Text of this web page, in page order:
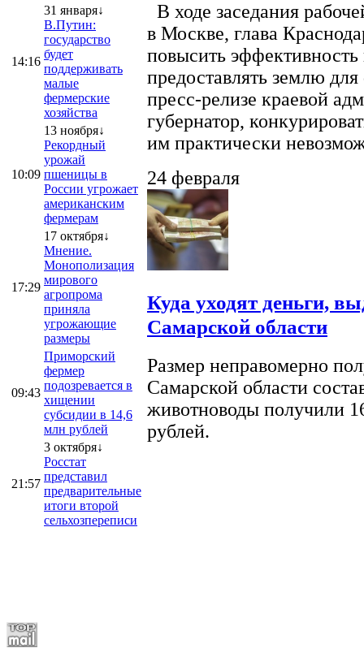
14:16
31 января↓
В.Путин:
государство
будет
поддерживать
малые
фермерские
хозяйства
10:09
13 ноября↓
Рекордный
урожай
пшеницы в
России угрожает
американским
фермерам
17:29
17 октября↓
Мнение.
Монополизация
мирового
агропрома
приняла
угрожающие
размеры
09:43
Приморский
фермер
подозревается в
хищении
субсидии в 14,6
млн рублей
21:57
3 октября↓
Росстат
представил
предварительные
итоги второй
сельхозпереписи
В ходе заседания
в Москве, глава
повысить эффективность
предоставлять землю
пресс-релизе краевой
губернатор,
им практически
24 февраля
Куда уходят деньги,
Самарской области
Размер неправомерно
Самарской области
животноводы получили
рублей.